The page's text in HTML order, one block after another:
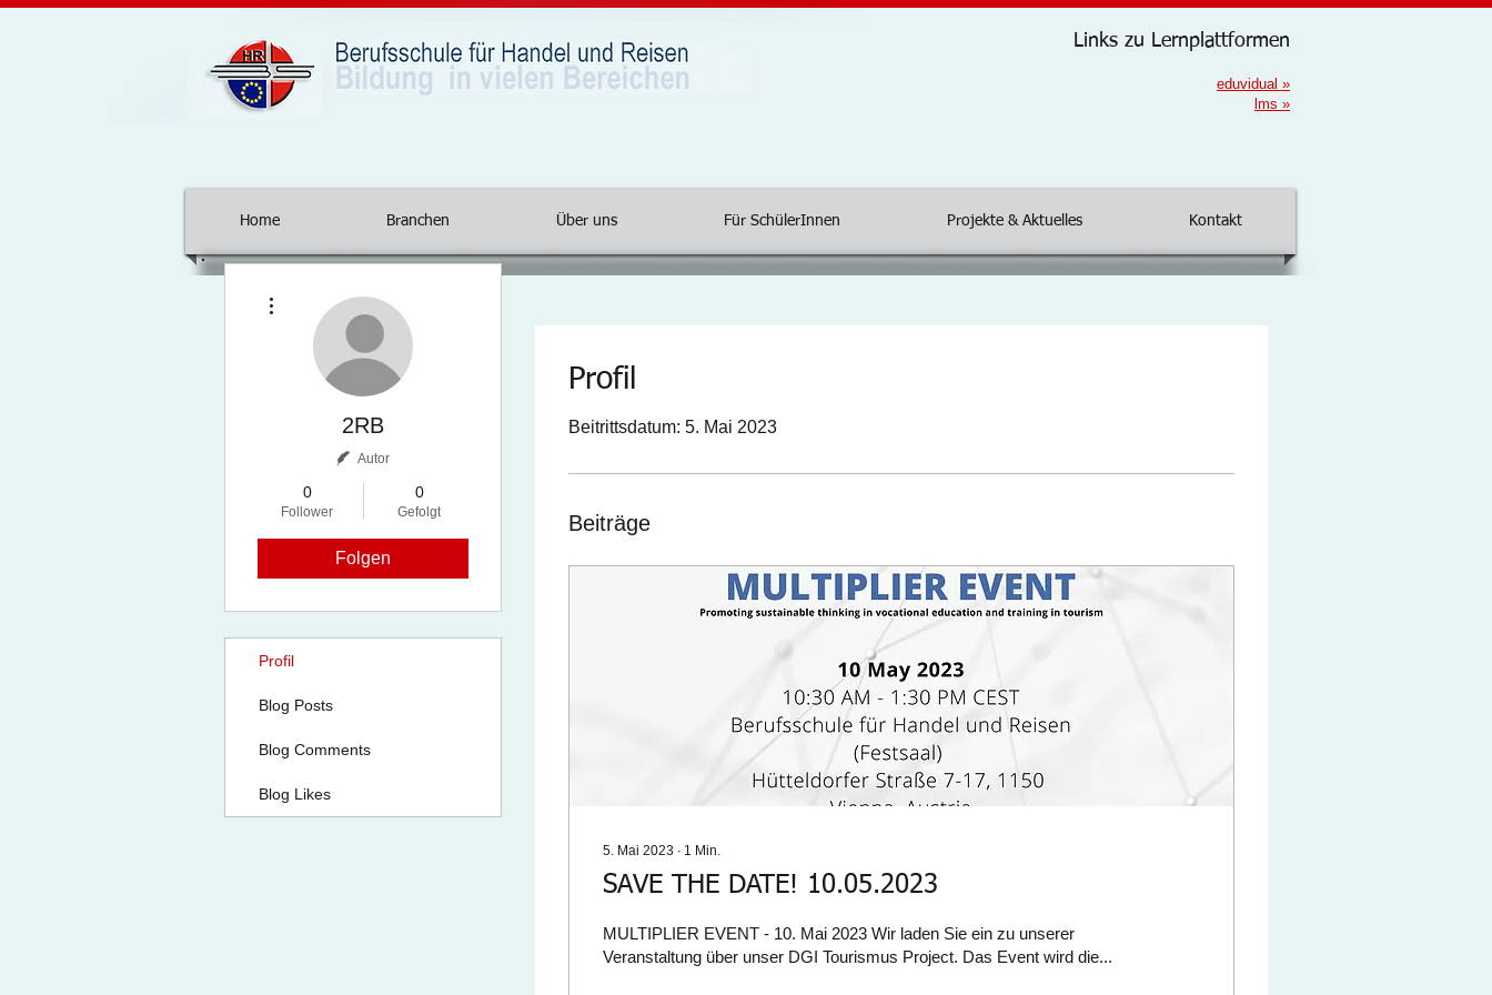
Links zu Lernplattformen
eduvidual »
lms »
Home Branchen Über uns Für SchülerInnen Projekte & Aktuelles Kontakt
Profil
Beitrittsdatum: 5. Mai 2023
Beiträge
5. Mai 2023 ∙ 1 Min.
SAVE THE DATE! 10.05.2023
MULTIPLIER EVENT - 10. Mai 2023 Wir laden Sie ein zu unserer
Veranstaltung über unser DGI Tourismus Project. Das Event wird die...
2RB
Autor
0
Follower
0
Gefolgt
Folgen
Profil
Blog Posts
Blog Comments
Blog Likes